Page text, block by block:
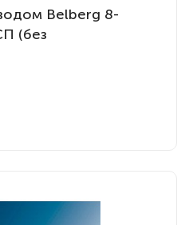
Belberg 8-
(без